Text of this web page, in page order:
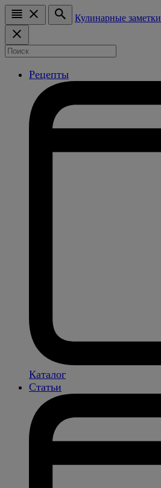
Кулинарные заметки
Рецепты
Каталог
Статьи